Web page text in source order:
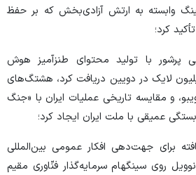
وابسته به ارتش آزادی‌بخش که بر حفظ
کرد؛
پرشور با تولید محتوای طنزآمیز هوش
که بیش از ۲.۱ میلیون لایک در دویین دریافت کرد، هشتگ‌های
و مقایسه تاریخی عملیات ایران با «جنگ
عمیقی با ملت ایران ایجاد کرد؛
برای جهت‌دهی افکار عمومی بین‌المللی
روی سینگهام سرمایه‌گذار فنّاوری مقیم